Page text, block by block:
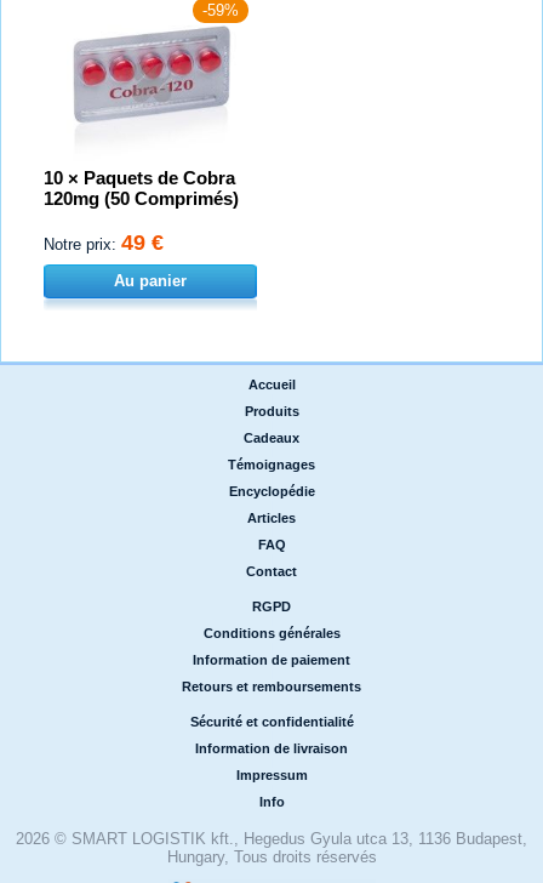
-59%
10 × Paquets de Cobra
120mg (50 Comprimés)
Notre prix: 49 €
Au panier
Accueil
Produits
Cadeaux
Témoignages
Encyclopédie
Articles
FAQ
Contact
RGPD
Conditions générales
Information de paiement
Retours et remboursements
Sécurité et confidentialité
Information de livraison
Impressum
Info
2026 © SMART LOGISTIK kft., Hegedus Gyula utca 13, 1136 Budapest,
Hungary, Tous droits réservés